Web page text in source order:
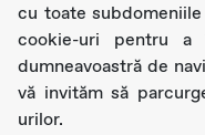
cu toate
cookie-uri pentru a
dumneavoastră de
vă invităm să
urilor.